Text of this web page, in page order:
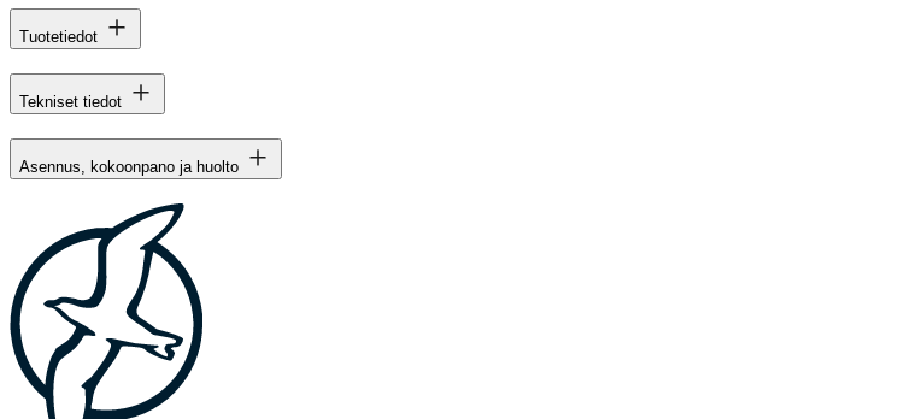
Tuotetiedot
Tekniset tiedot
Asennus, kokoonpano ja huolto